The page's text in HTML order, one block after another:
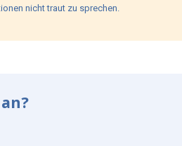
nicht traut zu sprechen.